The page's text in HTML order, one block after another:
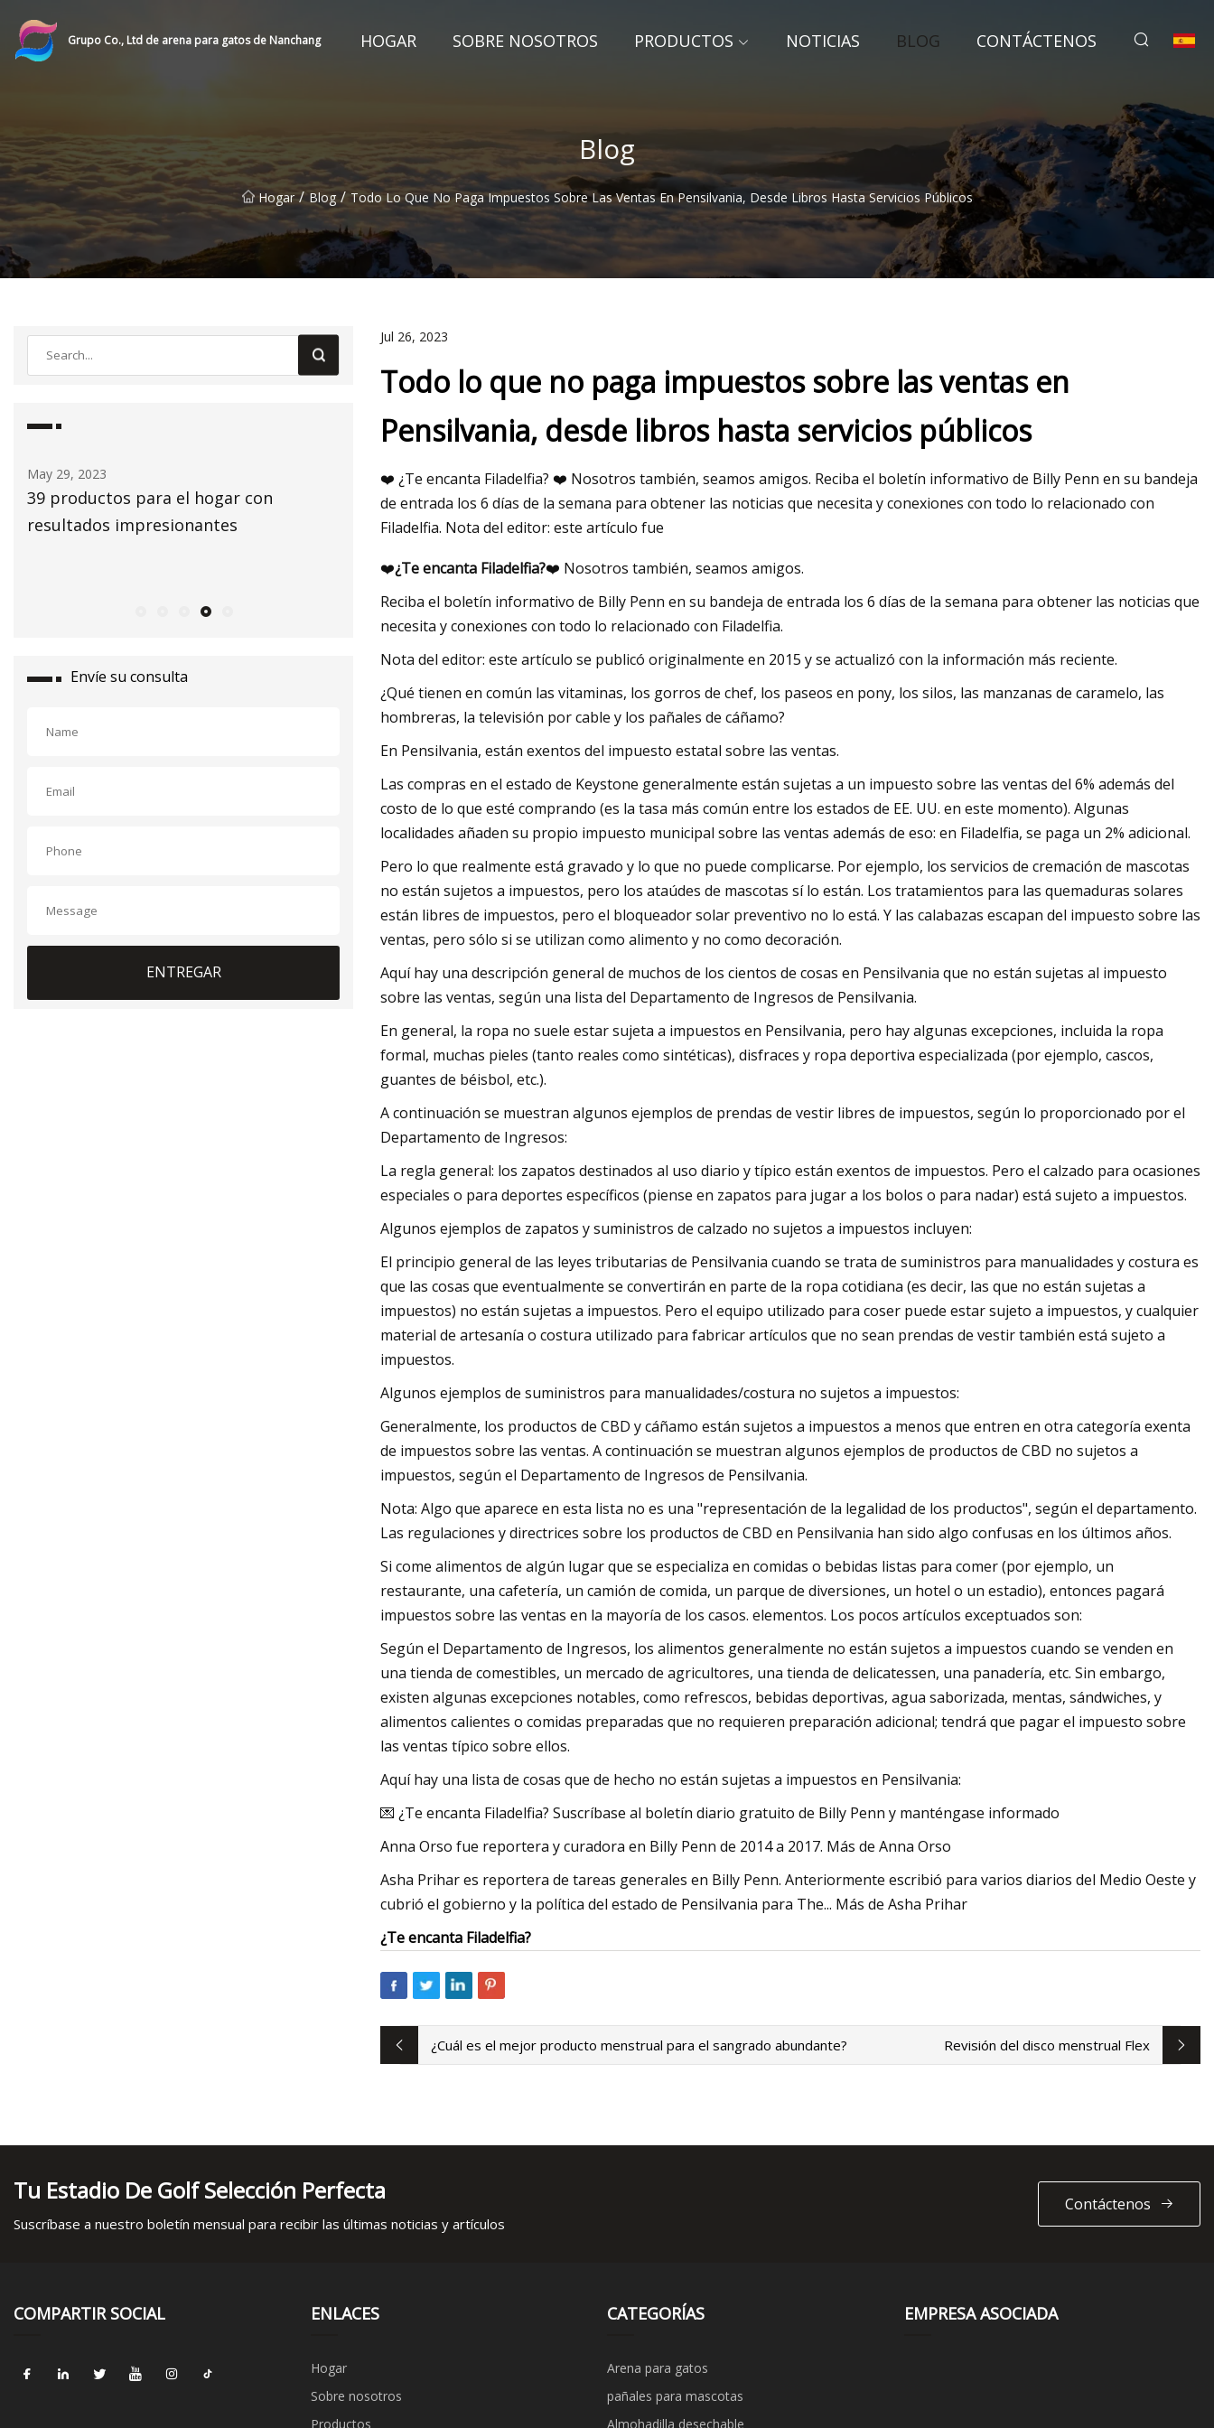
Grupo Co., Ltd de arena para gatos de Nanchang HOGAR SOBRE NOSOTROS PRODUCTOS NOTICIAS BLOG CONTÁCTENOS
Blog
Hogar / Blog / Todo Lo Que No Paga Impuestos Sobre Las Ventas En Pensilvania, Desde Libros Hasta Servicios Públicos
May 30, 2023
Informes policiales
May 26, 2023
Los 10 mejores pañales para perros:
desde el entrenamiento para ir al baño
Envíe su consulta
ENTREGAR
Jul 26, 2023
Todo lo que no paga impuestos sobre las ventas en
Pensilvania, desde libros hasta servicios públicos
❤️ ¿Te encanta Filadelfia? ❤️ Nosotros también, seamos amigos. Reciba el boletín informativo de Billy Penn en su bandeja
de entrada los 6 días de la semana para obtener las noticias que necesita y conexiones con todo lo relacionado con
Filadelfia. Nota del editor: este artículo fue
❤️¿Te encanta Filadelfia?❤️ Nosotros también, seamos amigos.
Reciba el boletín informativo de Billy Penn en su bandeja de entrada los 6 días de la semana para obtener las noticias que
necesita y conexiones con todo lo relacionado con Filadelfia.
Nota del editor: este artículo se publicó originalmente en 2015 y se actualizó con la información más reciente.
¿Qué tienen en común las vitaminas, los gorros de chef, los paseos en pony, los silos, las manzanas de caramelo, las
hombreras, la televisión por cable y los pañales de cáñamo?
En Pensilvania, están exentos del impuesto estatal sobre las ventas.
Las compras en el estado de Keystone generalmente están sujetas a un impuesto sobre las ventas del 6% además del
costo de lo que esté comprando (es la tasa más común entre los estados de EE. UU. en este momento). Algunas
localidades añaden su propio impuesto municipal sobre las ventas además de eso: en Filadelfia, se paga un 2% adicional.
Pero lo que realmente está gravado y lo que no puede complicarse. Por ejemplo, los servicios de cremación de mascotas
no están sujetos a impuestos, pero los ataúdes de mascotas sí lo están. Los tratamientos para las quemaduras solares
están libres de impuestos, pero el bloqueador solar preventivo no lo está. Y las calabazas escapan del impuesto sobre las
ventas, pero sólo si se utilizan como alimento y no como decoración.
Aquí hay una descripción general de muchos de los cientos de cosas en Pensilvania que no están sujetas al impuesto
sobre las ventas, según una lista del Departamento de Ingresos de Pensilvania.
En general, la ropa no suele estar sujeta a impuestos en Pensilvania, pero hay algunas excepciones, incluida la ropa
formal, muchas pieles (tanto reales como sintéticas), disfraces y ropa deportiva especializada (por ejemplo, cascos,
guantes de béisbol, etc.).
A continuación se muestran algunos ejemplos de prendas de vestir libres de impuestos, según lo proporcionado por el
Departamento de Ingresos:
La regla general: los zapatos destinados al uso diario y típico están exentos de impuestos. Pero el calzado para ocasiones
especiales o para deportes específicos (piense en zapatos para jugar a los bolos o para nadar) está sujeto a impuestos.
Algunos ejemplos de zapatos y suministros de calzado no sujetos a impuestos incluyen:
El principio general de las leyes tributarias de Pensilvania cuando se trata de suministros para manualidades y costura es
que las cosas que eventualmente se convertirán en parte de la ropa cotidiana (es decir, las que no están sujetas a
impuestos) no están sujetas a impuestos. Pero el equipo utilizado para coser puede estar sujeto a impuestos, y cualquier
material de artesanía o costura utilizado para fabricar artículos que no sean prendas de vestir también está sujeto a
impuestos.
Algunos ejemplos de suministros para manualidades/costura no sujetos a impuestos:
Generalmente, los productos de CBD y cáñamo están sujetos a impuestos a menos que entren en otra categoría exenta
de impuestos sobre las ventas. A continuación se muestran algunos ejemplos de productos de CBD no sujetos a
impuestos, según el Departamento de Ingresos de Pensilvania.
Nota: Algo que aparece en esta lista no es una "representación de la legalidad de los productos", según el departamento.
Las regulaciones y directrices sobre los productos de CBD en Pensilvania han sido algo confusas en los últimos años.
Si come alimentos de algún lugar que se especializa en comidas o bebidas listas para comer (por ejemplo, un
restaurante, una cafetería, un camión de comida, un parque de diversiones, un hotel o un estadio), entonces pagará
impuestos sobre las ventas en la mayoría de los casos. elementos. Los pocos artículos exceptuados son:
Según el Departamento de Ingresos, los alimentos generalmente no están sujetos a impuestos cuando se venden en
una tienda de comestibles, un mercado de agricultores, una tienda de delicatessen, una panadería, etc. Sin embargo,
existen algunas excepciones notables, como refrescos, bebidas deportivas, agua saborizada, mentas, sándwiches, y
alimentos calientes o comidas preparadas que no requieren preparación adicional; tendrá que pagar el impuesto sobre
las ventas típico sobre ellos.
Aquí hay una lista de cosas que de hecho no están sujetas a impuestos en Pensilvania:
💌 ¿Te encanta Filadelfia? Suscríbase al boletín diario gratuito de Billy Penn y manténgase informado
Anna Orso fue reportera y curadora en Billy Penn de 2014 a 2017. Más de Anna Orso
Asha Prihar es reportera de tareas generales en Billy Penn. Anteriormente escribió para varios diarios del Medio Oeste y
cubrió el gobierno y la política del estado de Pensilvania para The... Más de Asha Prihar
¿Te encanta Filadelfia?
¿Cuál es el mejor producto menstrual para el sangrado abundante? Revisión del disco menstrual Flex
Tu Estadio De Golf Selección Perfecta
Suscríbase a nuestro boletín mensual para recibir las últimas noticias y artículos
Contáctenos
COMPARTIR SOCIAL ENLACES
Hogar
Sobre nosotros
Productos
CATEGORÍAS
Arena para gatos
pañales para mascotas
Almohadilla desechable
EMPRESA ASOCIADA